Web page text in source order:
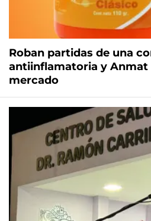
Roban partidas de una
antiinflamatoria y Anmat
mercado